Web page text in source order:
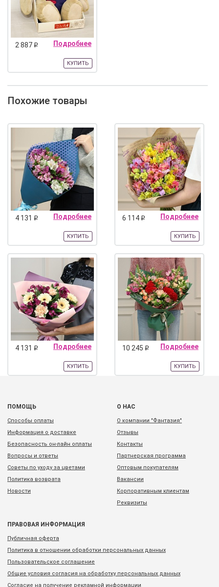
2 887 q Подробнее
КУПИТЬ
Похожие товары
4 131 q Подробнее
КУПИТЬ
6 114 q Подробнее
КУПИТЬ
4 131 q Подробнее
КУПИТЬ
10 245 q Подробнее
КУПИТЬ
ПОМОЩЬ
Способы оплаты
Информация о доставке
Безопасность он-лайн оплаты
Вопросы и ответы
Советы по уходу за цветами
Политика возврата
Новости
О НАС
О компании "Фантазия"
Отзывы
Контакты
Партнерская программа
Оптовым покупателям
Вакансии
Корпоративным клиентам
Реквизиты
ПРАВОВАЯ ИНФОРМАЦИЯ
Публичная оферта
Политика в отношении обработки персональных данных
Пользовательское соглашение
Общие условия согласия на обработку персональных данных
Согласие на получение рекламной информации